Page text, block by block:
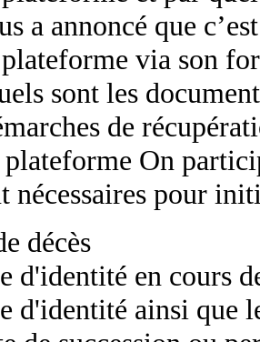
a annoncé que
via son
sont les
de
plateforme On
nécessaires pour
décès
d'identité en cours
d'identité ainsi que